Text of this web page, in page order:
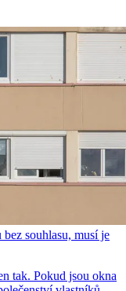
souhlasu, musí je
tak. Pokud jsou okna